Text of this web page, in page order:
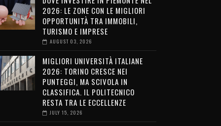
2026: LE ZONE CON LE MIGLIORI
OPPORTUNITÀ TRA IMMOBILI,
TURISMO E IMPRESE
AUGUST 03, 2026
MIGLIORI UNIVERSITÀ ITALIANE
2026: TORINO CRESCE NEI
PUNTEGGI, MA SCIVOLA IN
CLASSIFICA. IL POLITECNICO
RESTA TRA LE ECCELLENZE
JULY 15, 2026